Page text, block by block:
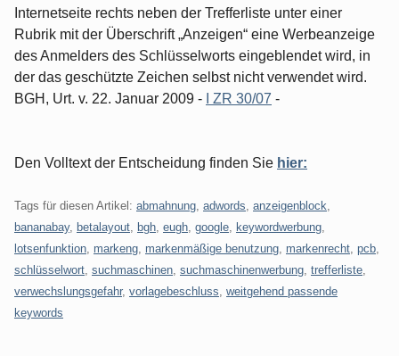
Internetseite rechts neben der Trefferliste unter einer
Rubrik mit der Überschrift „Anzeigen“ eine Werbeanzeige
des Anmelders des Schlüsselworts eingeblendet wird, in
der das geschützte Zeichen selbst nicht verwendet wird.
BGH, Urt. v. 22. Januar 2009 -
I ZR 30/07 -
Den Volltext der Entscheidung finden Sie hier:
Tags für diesen Artikel: abmahnung adwords anzeigenblock
bananabay, betalayout bgh eugh google keywordwerbung
lotsenfunktion markeng markenmäßige benutzung markenrecht pcb
schlüsselwort suchmaschinen suchmaschinenwerbung trefferliste
verwechslungsgefahr, vorlagebeschluss weitgehend passende
keywords